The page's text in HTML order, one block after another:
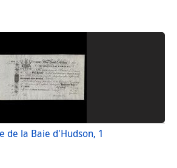
de la Baie d'Hudson, 1